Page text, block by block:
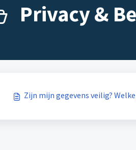
Privacy &
Zijn mijn gegevens veilig?